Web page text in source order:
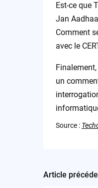
Est-ce que
Jan
Comment
avec le
un
Source :
Post
Article